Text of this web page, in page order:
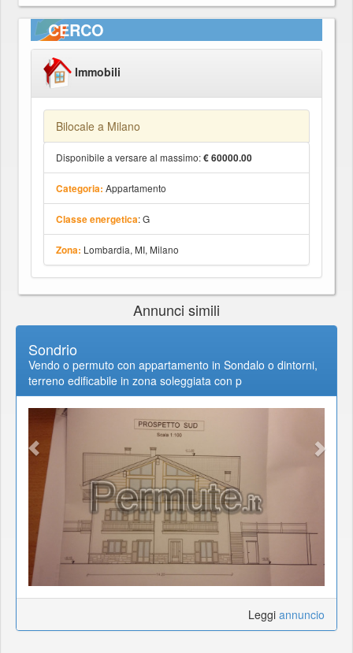
CERCO
Immobili
Bilocale a Milano
Disponibile a versare al massimo:€ 60000.00
Categoria: Appartamento
Classe energetica: G
Zona: Lombardia, MI, Milano
Annunci simili
Sondrio
Vendo o permuto con appartamento in Sondalo o dintorni,
terreno edificabile in zona soleggiata con p
Leggi annuncio